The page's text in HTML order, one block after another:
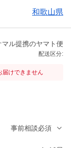
和歌山県
マル提携のヤマト便
配送区分:
けできません
事前相談必須